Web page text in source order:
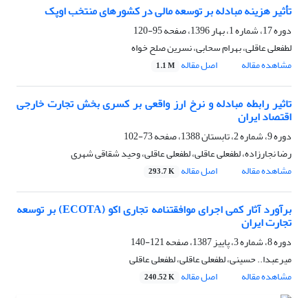
تأثیر هزینه مبادله بر توسعه مالی در کشورهای منتخب اوپک
دوره 17، شماره 1، بهار 1396، صفحه
95-120
لطفعلی عاقلی، بهرام سحابی، نسرین صلح خواه
مشاهده مقاله
اصل مقاله 1.1 M
تاثیر رابطه مبادله و نرخ ارز واقعی بر کسری بخش تجارت خارجی
اقتصاد ایران
دوره 9، شماره 2، تابستان 1388، صفحه
73-102
رضا نجارزاده، لطفعلی عاقلی، لطفعلی عاقلی، وحید شقاقی شهری
مشاهده مقاله
اصل مقاله 293.7 K
برآورد آثار کمی اجرای موافقتنامه تجاری اکو (ECOTA) بر توسعه
تجارت ‌ایران
دوره 8، شماره 3، پاییز 1387، صفحه
121-140
میرعبدا.. حسینی، لطفعلی عاقلی، لطفعلی عاقلی
مشاهده مقاله
اصل مقاله 240.52 K